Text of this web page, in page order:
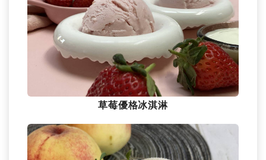
草莓優格冰淇淋